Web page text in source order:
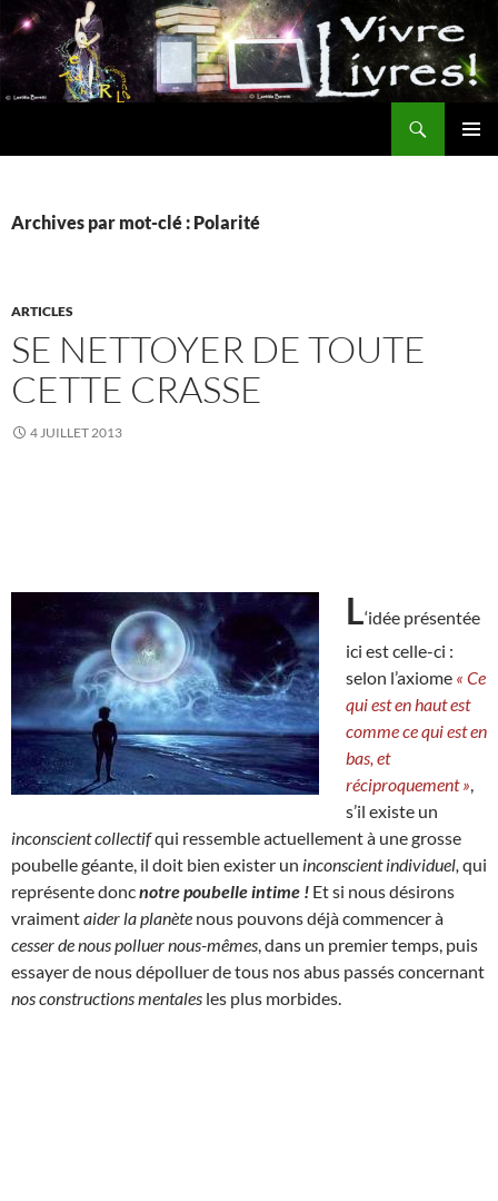
Aller
au
contenu
Archives par mot-clé : Polarité
ARTICLES
SE NETTOYER DE TOUTE
CETTE CRASSE
4 JUILLET 2013
L‘idée présentée
ici est celle-ci :
selon l’axiome « Ce
qui est en haut est
comme ce qui est en
bas, et
réciproquement »
s’il existe un
inconscient collectifqui ressemble actuellement à une grosse
poubelle géante, il doit bien exister un inconscient individuel, qui
représente doncnotre poubelle intime ! Et si nous désirons
vraimentaider la planète nous pouvons déjà commencer à
cesser de nous polluer nous-mêmes , dans un premier temps, puis
essayer de nous dépolluer de tous nos abus passés concernant
nos constructions mentales les plus morbides.